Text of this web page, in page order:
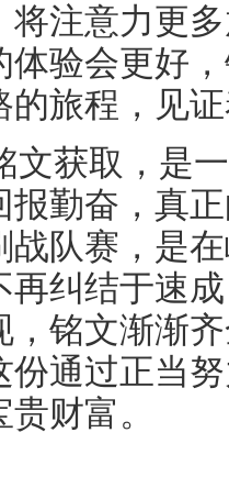
将注意力更
体验会更好
的旅程，见
文获取，是
勤奋，真
战队赛，是
再纠结于速
，铭文渐渐
份通过正当
财富。